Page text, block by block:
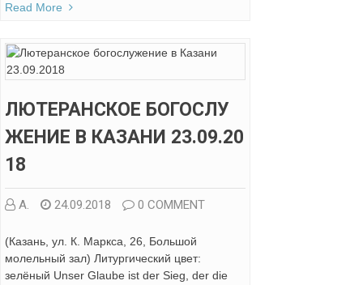
Read More
ЛЮТЕРАНСКОЕ БОГОСЛУ
ЖЕНИЕ В КАЗАНИ 23.09.20
18
А. 24.09.2018 0 COMMENT
(Казань, ул. К. Маркса, 26, Большой
молельный зал) Литургический цвет:
зелёный Unser Glaube ist der Sieg, der die